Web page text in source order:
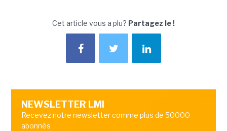
Cet article vous a plu? Partagez le !
NEWSLETTER LMI
Recevez notre newsletter comme plus de 50000
abonnés